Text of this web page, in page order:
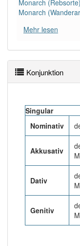
Häufigkeit: 4 von
Wörter mit
Wörter mit
anderen Artikel
korrekt erraten.
Monarch
Monarch
Mehr lesen
Konjunktion
Singular
Nominativ
Akkusativ
Dativ
Genitiv